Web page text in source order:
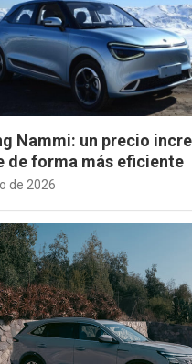
Nammi: un precio
de forma más eficiente
de 2026